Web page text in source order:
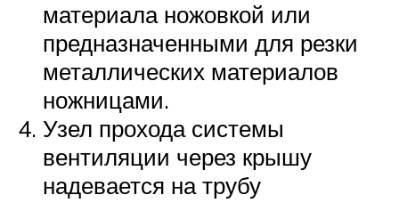
материала ножовкой или
предназначенными для резки
металлических материалов
ножницами.
Узел прохода системы
вентиляции через крышу
надевается на трубу